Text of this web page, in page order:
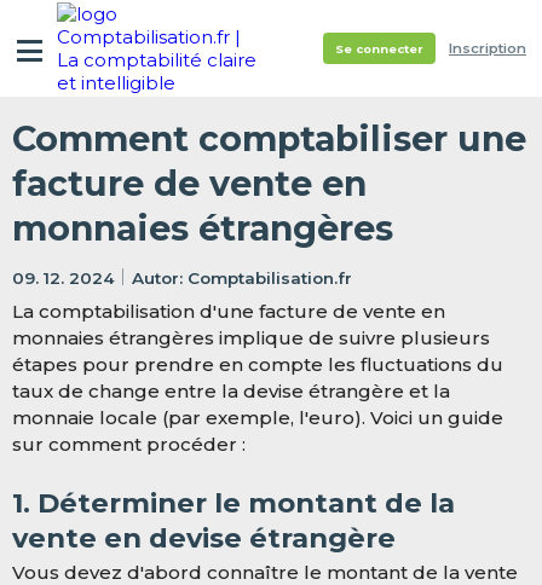
Se connecter Inscription
Comment comptabiliser une
facture de vente en
monnaies étrangères
09. 12. 2024 Comptabilisation.fr
La comptabilisation d'une facture de vente en
monnaies étrangères implique de suivre plusieurs
étapes pour prendre en compte les fluctuations du
taux de change entre la devise étrangère et la
monnaie locale (par exemple, l'euro). Voici un guide
sur comment procéder :
1. Déterminer le montant de la
vente en devise étrangère
Vous devez d'abord connaître le montant de la vente